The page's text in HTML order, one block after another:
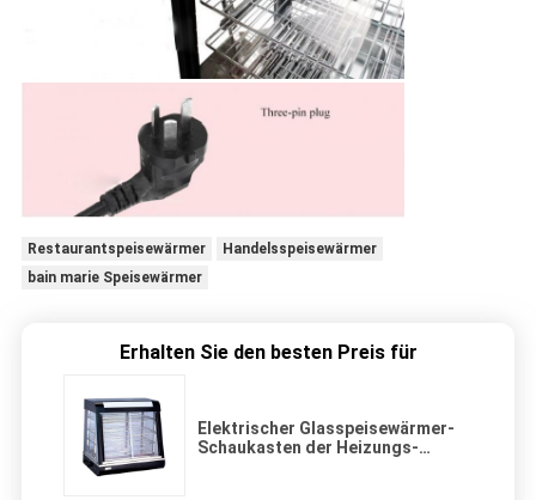
Restaurantspeisewärmer
Handelsspeisewärmer
bain marie Speisewärmer
Erhalten Sie den besten Preis für
Elektrischer Glasspeisewärmer-
Schaukasten der Heizungs-